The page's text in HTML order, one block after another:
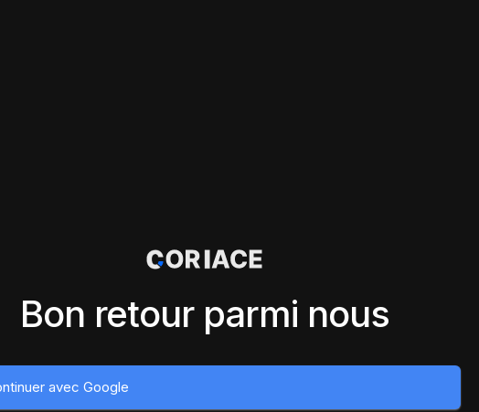
Bon retour parmi nous
avec Google